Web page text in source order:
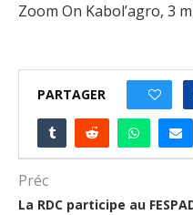
Zoom On Kabol’agro, 3
PARTAGER
Préc
La RDC participe au